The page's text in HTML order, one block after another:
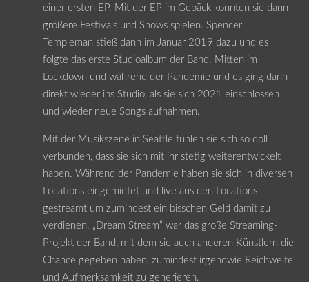
einer ersten EP. Mit der EP im Gepäck konnten sie dann
größere Festivals und Shows spielen. Spencer
Templeman stieß dann im Januar 2019 dazu und es
folgte das erste Studioalbum der Band. Mitten im
Lockdown und während der Pandemie und es ging dann
direkt wieder ins Studio, als sie sich 2021 einschlossen
und wieder neue Songs aufnahmen.
Mit der Musikszene in Seattle fühlen sie sich so doll
verbunden, dass sie sich mit ihr stetig weiterentwickelt
haben. Während der Pandemie haben sie sich in diversen
Locations eingemietet und live aus den Locations
gestreamt um zumindest ein bisschen Geld damit zu
verdienen. „Dream Stream“ war das große Streaming-
Projekt der Band, mit dem sie auch anderen Künstlern die
Chance gegeben haben, zumindest irgendwie Reichweite
und Aufmerksamkeit zu generieren.